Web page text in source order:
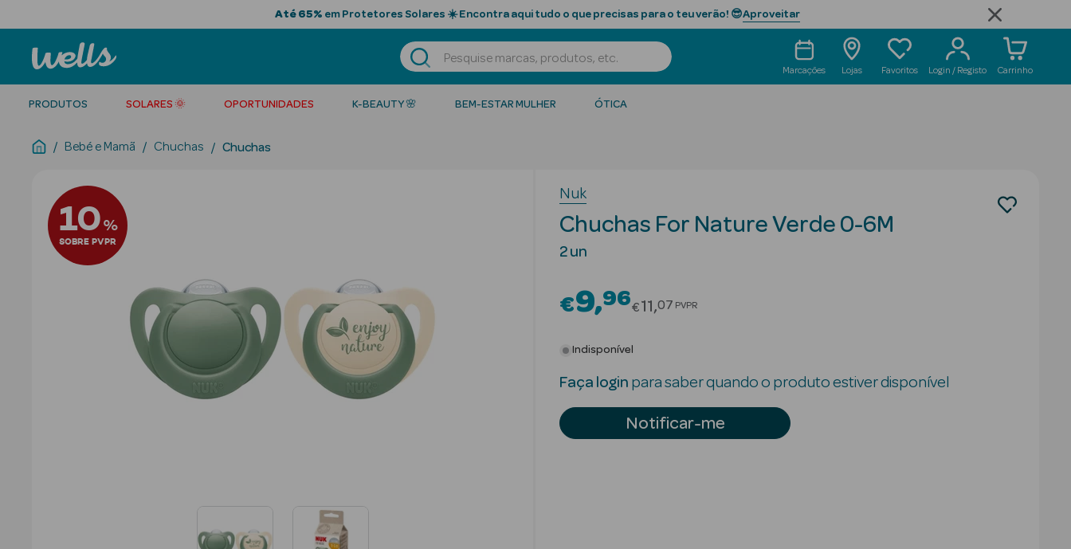
Até 65% em Protetores Solares ☀️ Encontra aqui tudo o que precisas para o teu verão! 😎Aproveitar
Marcações Lojas Favoritos Login / Registo Carrinho
PRODUTOS SOLARES 🌞 OPORTUNIDADES K-BEAUTY 🌸 BEM-ESTAR MULHER ÓTICA
Bebé e Mamã Chuchas Chuchas
10%
SOBRE PVPR
Nuk
Chuchas For Nature Verde 0-6M
2 un
€9 96Price reduced from
€11 07 PVPR
Indisponível
Faça login para saber quando o produto estiver disponível
Notificar-me